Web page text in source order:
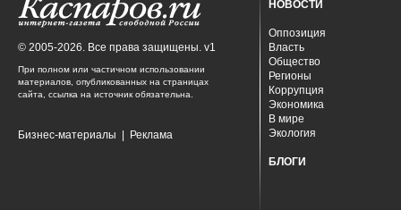
© 2005-2026. Все права защищены. v1
При полном или частичном использовании
материалов, опубликованных на страницах
сайта, ссылка на источник обязательна.
Бизнес-материалы Реклама
НОВОСТИ
Оппозиция
Власть
Общество
Регионы
Коррупция
Экономика
В мире
Экология
БЛОГИ